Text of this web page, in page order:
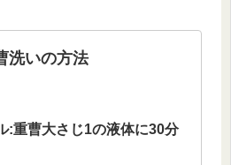
洗いの方法
:重曹大さじ1の液体に30分